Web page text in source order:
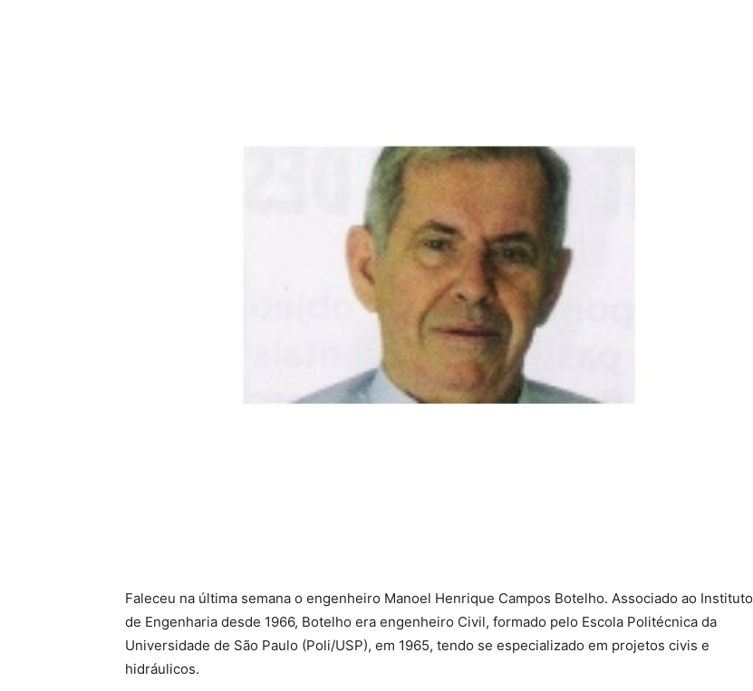
Faleceu na última semana o engenheiro Manoel Henrique Campos Botelho. Associado ao Instituto
de Engenharia desde 1966, Botelho era engenheiro Civil, formado pelo Escola Politécnica da
Universidade de São Paulo (Poli/USP), em 1965, tendo se especializado em projetos civis e
hidráulicos.